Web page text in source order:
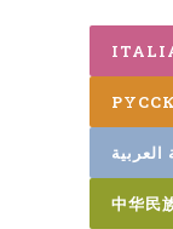
العربية
中华民